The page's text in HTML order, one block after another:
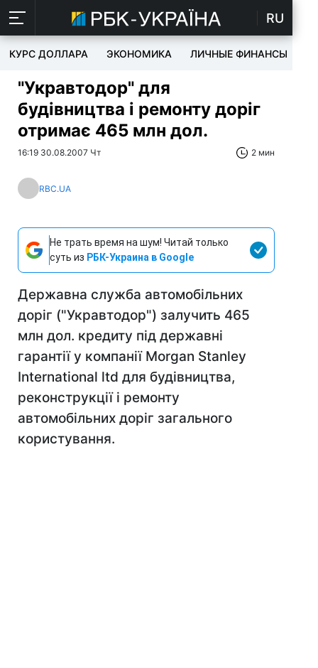
RU
КУРС ДОЛЛАРА ЭКОНОМИКА ЛИЧНЫЕ ФИНАНСЫ
"Укравтодор" для
будівництва і ремонту доріг
отримає 465 млн дол.
16:19 30.08.2007 Чт 2 мин
RBC.UA
Не трать время на шум! Читай только
суть из РБК-Украина в Google
Державна служба автомобільних
доріг ("Укравтодор") залучить 465
млн дол. кредиту під державні
гарантії у компанії Morgan Stanley
International ltd для будівництва,
реконструкції і ремонту
автомобільних доріг загального
користування.